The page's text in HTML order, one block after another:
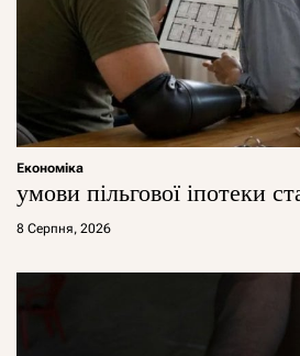
Економіка
умови пільгової іпотеки
8 Серпня, 2026